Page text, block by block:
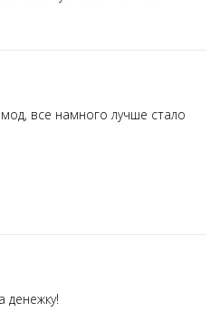
все намного лучше стало
денежку!